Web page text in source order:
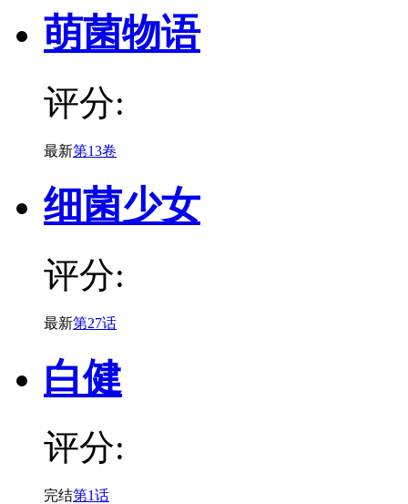
萌菌物语
评分:
最新第13卷
细菌少女
评分:
最新第27话
白健
评分:
完结第1话